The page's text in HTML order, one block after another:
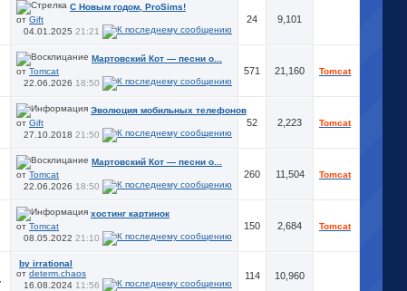
С Новым годом, ProSims!
от Gift
04.01.2025 21:21
24 9,101
Мартовский Кот — песни о...
от Tomcat
22.06.2026 18:50
571 21,160 Tomcat
Эволюция мобильных телефонов
от Gift
27.10.2018 21:50
52 2,223 Tomcat
Мартовский Кот — песни о...
от Tomcat
22.06.2026 18:50
260 11,504 Tomcat
хостинг картинок
от Tomcat
08.05.2022 21:10
150 2,684 Tomcat
by irrational
от determ.chaos
16.08.2024 11:56
114 10,960